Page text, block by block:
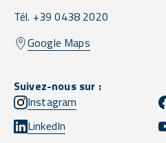
Tél. +39 0438 2020
Google Maps
Suivez-nous sur :
Instagram
LinkedIn